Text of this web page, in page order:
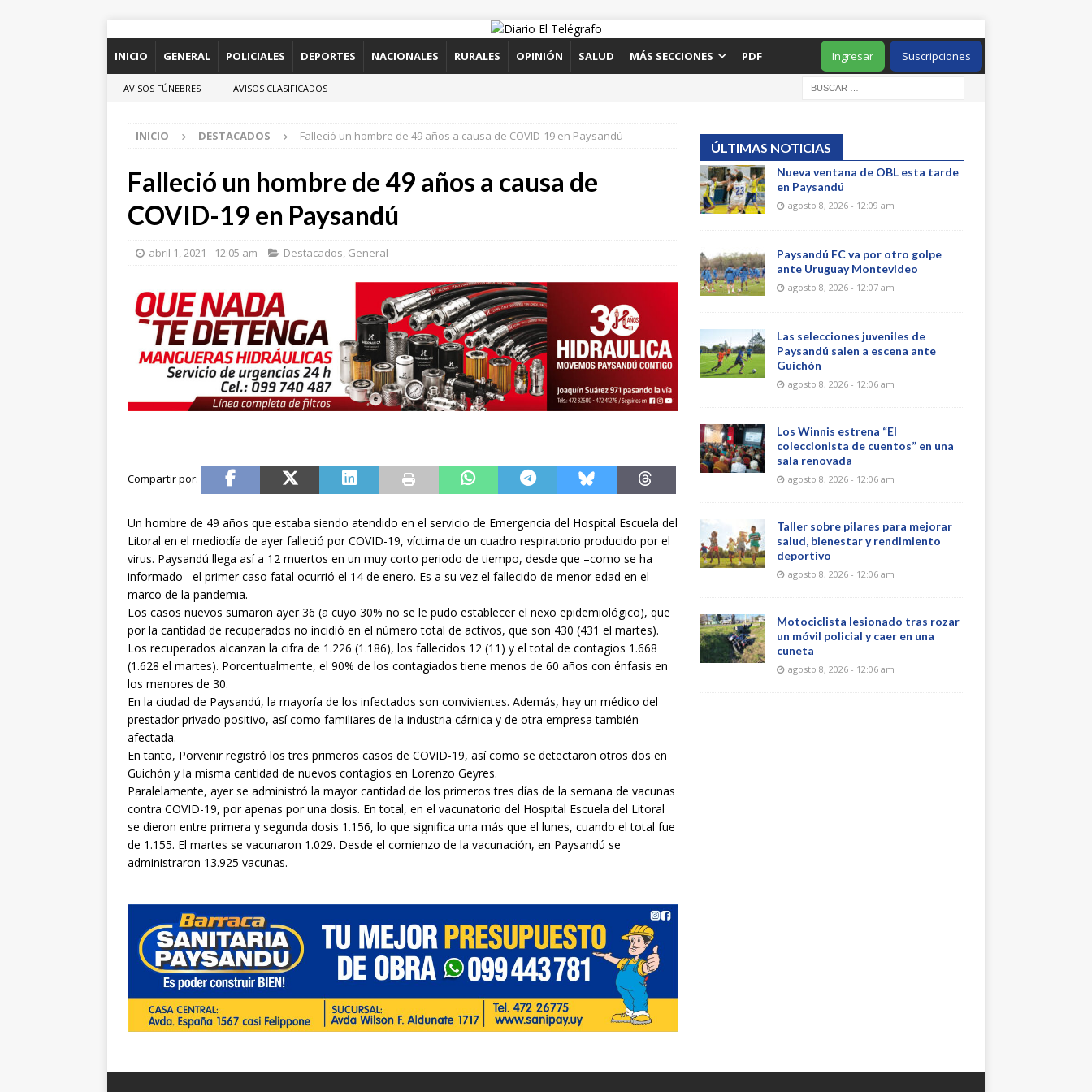
INICIO GENERAL POLICIALES DEPORTES NACIONALES RURALES OPINIÓN SALUD MÁS SECCIONES PDF Suscripciones
Ingresar
AVISOS FÚNEBRES AVISOS CLASIFICADOS
INICIO DESTACADOS Falleció un hombre de 49 años a causa de COVID-19 en Paysandú
Falleció un hombre de 49 años a causa de
COVID-19 en Paysandú
abril 1, 2021 - 12:05 am Destacados, General
Un hombre de 49 años que estaba siendo atendido en el servicio de Emergencia del Hospital Escuela del
Litoral en el mediodía de ayer falleció por COVID-19, víctima de un cuadro respiratorio producido por el
virus. Paysandú llega así a 12 muertos en un muy corto periodo de tiempo, desde que –como se ha
informado– el primer caso fatal ocurrió el 14 de enero. Es a su vez el fallecido de menor edad en el
marco de la pandemia.
Los casos nuevos sumaron ayer 36 (a cuyo 30% no se le pudo establecer el nexo epidemiológico), que
por la cantidad de recuperados no incidió en el número total de activos, que son 430 (431 el martes).
Los recuperados alcanzan la cifra de 1.226 (1.186), los fallecidos 12 (11) y el total de contagios 1.668
(1.628 el martes). Porcentualmente, el 90% de los contagiados tiene menos de 60 años con énfasis en
los menores de 30.
En la ciudad de Paysandú, la mayoría de los infectados son convivientes. Además, hay un médico del
prestador privado positivo, así como familiares de la industria cárnica y de otra empresa también
afectada.
En tanto, Porvenir registró los tres primeros casos de COVID-19, así como se detectaron otros dos en
Guichón y la misma cantidad de nuevos contagios en Lorenzo Geyres.
Paralelamente, ayer se administró la mayor cantidad de los primeros tres días de la semana de vacunas
contra COVID-19, por apenas por una dosis. En total, en el vacunatorio del Hospital Escuela del Litoral
se dieron entre primera y segunda dosis 1.156, lo que significa una más que el lunes, cuando el total fue
de 1.155. El martes se vacunaron 1.029. Desde el comienzo de la vacunación, en Paysandú se
administraron 13.925 vacunas.
ÚLTIMAS NOTICIAS
Nueva ventana de OBL esta tarde
en Paysandú
agosto 8, 2026 - 12:09 am
Paysandú FC va por otro golpe
ante Uruguay Montevideo
agosto 8, 2026 - 12:07 am
Las selecciones juveniles de
Paysandú salen a escena ante
Guichón
agosto 8, 2026 - 12:06 am
Los Winnis estrena “El
coleccionista de cuentos” en una
sala renovada
agosto 8, 2026 - 12:06 am
Taller sobre pilares para mejorar
salud, bienestar y rendimiento
deportivo
agosto 8, 2026 - 12:06 am
Motociclista lesionado tras rozar
un móvil policial y caer en una
cuneta
agosto 8, 2026 - 12:06 am